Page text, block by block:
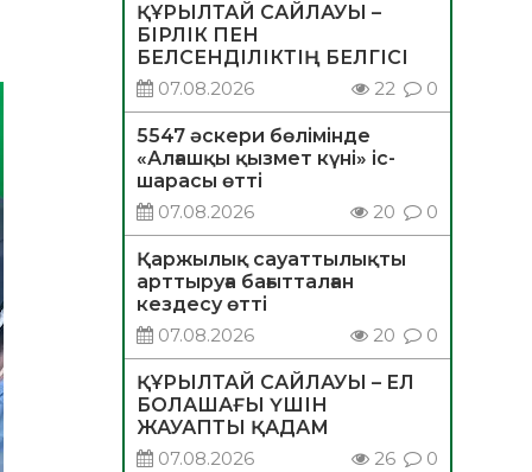
ҚҰРЫЛТАЙ САЙЛАУЫ –
БІРЛІК ПЕН
БЕЛСЕНДІЛІКТІҢ БЕЛГІСІ
07.08.2026
22 0
5547 әскери бөлімінде
«Алғашқы қызмет күні» іс-
шарасы өтті
07.08.2026
20 0
Қаржылық сауаттылықты
арттыруға бағытталған
кездесу өтті
07.08.2026
20 0
ҚҰРЫЛТАЙ САЙЛАУЫ – ЕЛ
БОЛАШАҒЫ ҮШІН
ЖАУАПТЫ ҚАДАМ
07.08.2026
26 0